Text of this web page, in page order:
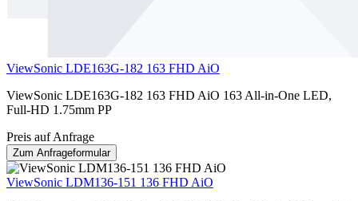
ViewSonic LDE163G-182 163 FHD AiO
ViewSonic LDE163G-182 163 FHD AiO 163 All-in-One LED,
Full-HD 1.75mm PP
Preis auf Anfrage
Zum Anfrageformular
ViewSonic LDM136-151 136 FHD AiO